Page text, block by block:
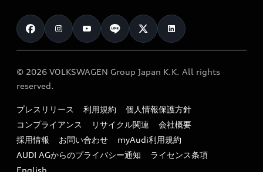
カタログ一覧
車検 / 定期点検
e-tronアフターサポート
myAudi
クオリティ
保証
メンテナンス
ファイナンス
キャンペーン / イベント
買取査定
お知らせ
オーナー様向けキャンペーン
特定整備適用車一覧
リサイクル法
よくある質問（FAQ）
© 2026 VOLKSWAGEN Group Japan K.K. All rights
reserved.
プレスリリース 利用規約
個人情報保護方針
コンプライアンス
リサイクル関連
会社概要
採用情報
お問い合わせ
myAudi利用規約
AUDI AGからのプライバシー通知
ライセンス条項
English